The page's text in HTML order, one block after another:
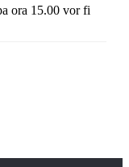
ora 15.00 vor fi